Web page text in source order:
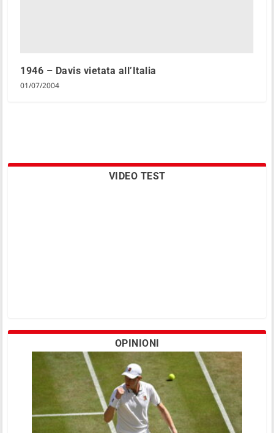
1946 – Davis vietata all’Italia
01/07/2004
VIDEO TEST
OPINIONI